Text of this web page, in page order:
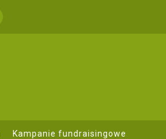
Kampanie fundraisingowe